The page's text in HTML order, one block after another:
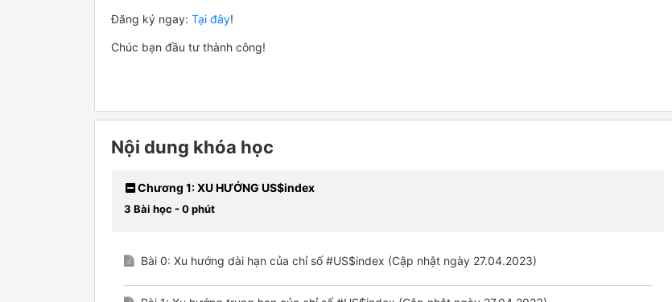
Đăng ký ngay: Tại đây!
Chúc bạn đầu tư thành công!
Nội dung khóa học
Chương 1: XU HƯỚNG US$index
3 Bài học - 0 phút
Bài 0: Xu hướng dài hạn của chỉ số #US$index (Cập nhật ngày 27.04.2023)